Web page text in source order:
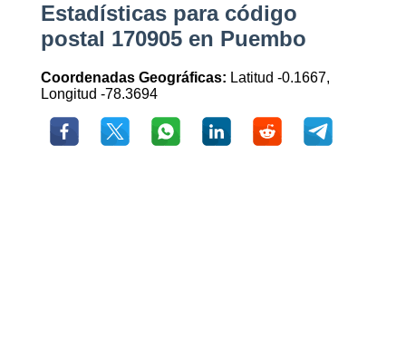
Estadísticas para código
postal 170905 en Puembo
Coordenadas Geográficas: Latitud -0.1667,
Longitud -78.3694